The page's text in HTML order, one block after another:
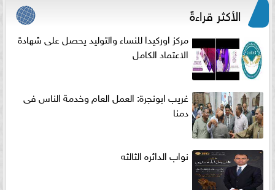
الأكثر قراءةً
مركز اوركيدا للنساء والتوليد يحصل على شهادة
الاعتماد الكامل
غريب ابونجرة: العمل العام وخدمة الناس فى
دمنا
نواب الدائره الثالثه